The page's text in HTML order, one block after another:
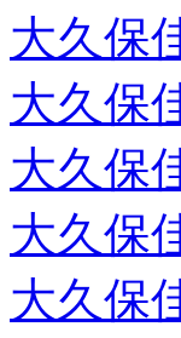
大久保
大久保
大久保
大久保
大久保